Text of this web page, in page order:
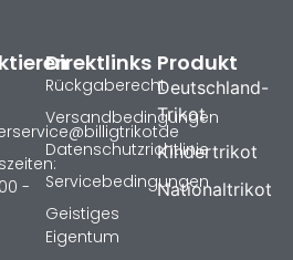
Produkt
Deutschland-
Trikot
Kindertrikot
Nationaltrikot
Direktlinks
Rückgaberecht
Versandbedingungen
Datenschutzrichtlinie
Servicebedingungen
Geistiges
Eigentum
-